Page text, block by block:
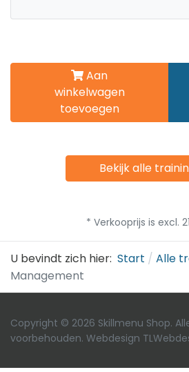
Aan
winkelwagen
toevoegen
Bekijk alle
* Verkooprijs is excl.
U bevindt zich hier: Start
Alle
Management
Copyright © 2026 Skillmenu Shop.
voorbehouden. Webdesign